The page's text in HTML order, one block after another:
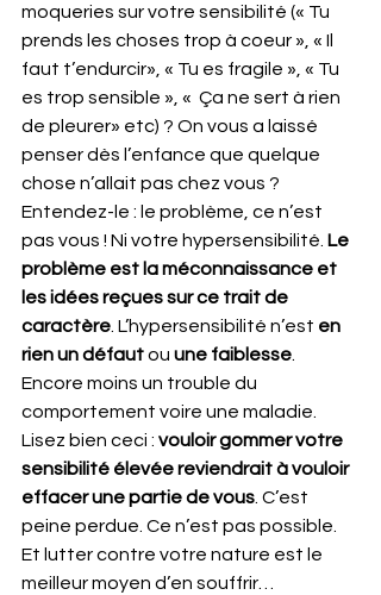
moqueries sur votre sensibilité (« Tu
prends les choses trop à coeur », « Il
faut t’endurcir», « Tu es fragile », « Tu
es trop sensible », « Ça ne sert à rien
de pleurer» etc) ? On vous a laissé
penser dès l’enfance que quelque
chose n’allait pas chez vous ?
Entendez-le : le problème, ce n’est
pas vous ! Ni votre hypersensibilité. Le
problème est la méconnaissance et
les idées reçues sur ce trait de
caractère. L’hypersensibilité n’est en
rien un défaut ou une faiblesse.
Encore moins un trouble du
comportement voire une maladie.
Lisez bien ceci : vouloir gommer votre
sensibilité élevée reviendrait à vouloir
effacer une partie de vous. C’est
peine perdue. Ce n’est pas possible.
Et lutter contre votre nature est le
meilleur moyen d’en souffrir…